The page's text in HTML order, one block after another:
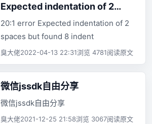
Expected indentation of 2
spaces but found 8 indent
20:1 error Expected indentation of 2
spaces but found 8 indent
臭大佬2022-04-13 22:31浏览 4781阅读原文
微信jssdk自由分享
微信jssdk自由分享
臭大佬2021-12-25 21:58浏览 3067阅读原文